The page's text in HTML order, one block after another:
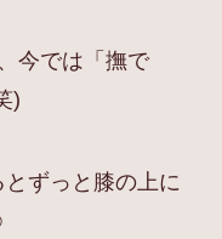
今では「撫で
)
ずっと膝の上に